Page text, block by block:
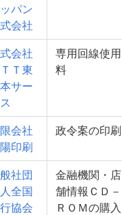
ッパン
会社
会社
Ｔ東
サー
専用回線使用
料
会社
印刷
政令案の印刷
社団
全国
協会
金融機関・店
舗情報ＣＤ－
ＲＯＭの購入